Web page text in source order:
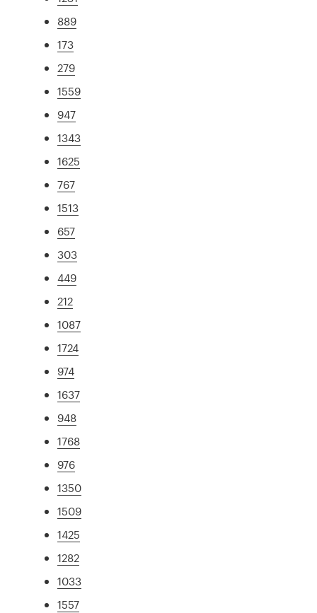
889
173
279
1559
947
1343
1625
767
1513
657
303
449
212
1087
1724
974
1637
948
1768
976
1350
1509
1425
1282
1033
1557